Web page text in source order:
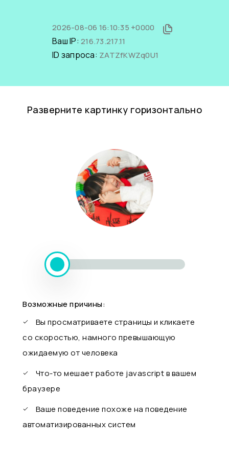
2026-08-06 16:10:35 +0000
Ваш IP: 216.73.217.11
ID запроса: ZATZfKWZq0U1
Разверните картинку горизонтально
Возможные причины:
Вы просматриваете страницы и кликаете
со скоростью, намного превышающую
ожидаемую от человека
Что-то мешает работе javascript в вашем
браузере
Ваше поведение похоже на поведение
автоматизированных систем